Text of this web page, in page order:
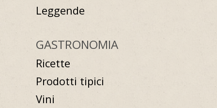
Leggende
GASTRONOMIA
Ricette
Prodotti tipici
Vini